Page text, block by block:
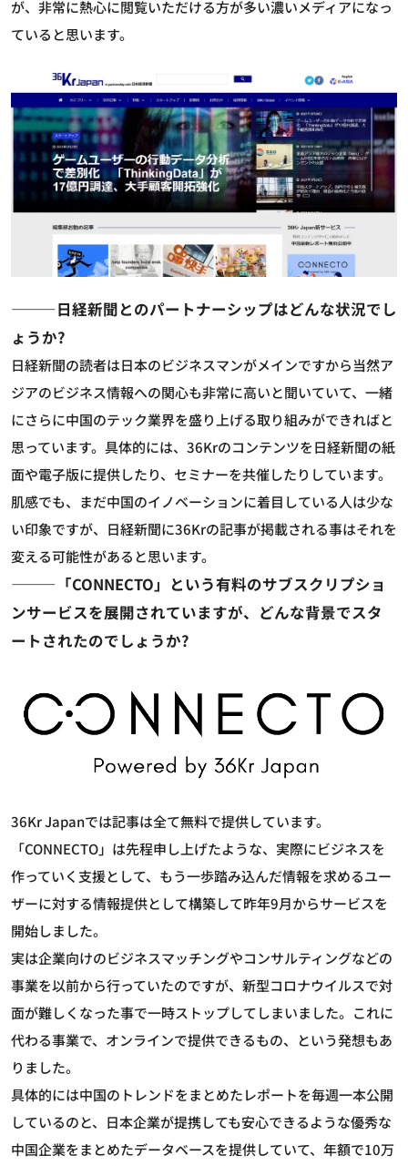
が、非常に熱心に閲覧いただける方が多い濃いメディアになっ
ていると思います。
―――日経新聞とのパートナーシップはどんな状況でし
ょうか?
日経新聞の読者は日本のビジネスマンがメインですから当然ア
ジアのビジネス情報への関心も非常に高いと聞いていて、一緒
にさらに中国のテック業界を盛り上げる取り組みができればと
思っています。具体的には、36Krのコンテンツを日経新聞の紙
面や電子版に提供したり、セミナーを共催したりしています。
肌感でも、まだ中国のイノベーションに着目している人は少な
い印象ですが、日経新聞に36Krの記事が掲載される事はそれを
変える可能性があると思います。
―――「CONNECTO」という有料のサブスクリプショ
ンサービスを展開されていますが、どんな背景でスタ
ートされたのでしょうか?
36Kr Japanでは記事は全て無料で提供しています。
「CONNECTO」は先程申し上げたような、実際にビジネスを
作っていく支援として、もう一歩踏み込んだ情報を求めるユー
ザーに対する情報提供として構築して昨年9月からサービスを
開始しました。
実は企業向けのビジネスマッチングやコンサルティングなどの
事業を以前から行っていたのですが、新型コロナウイルスで対
面が難しくなった事で一時ストップしてしまいました。これに
代わる事業で、オンラインで提供できるもの、という発想もあ
りました。
具体的には中国のトレンドをまとめたレポートを毎週一本公開
しているのと、日本企業が提携しても安心できるような優秀な
中国企業をまとめたデータベースを提供していて、年額で10万